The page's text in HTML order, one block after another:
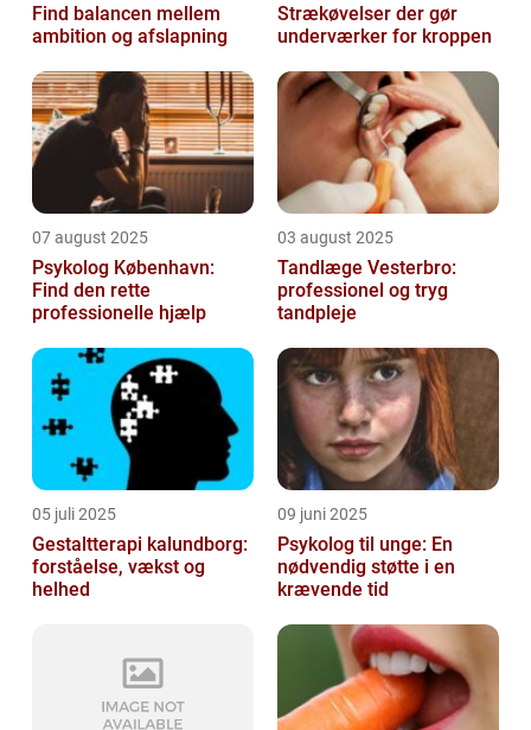
Find balancen mellem
ambition og afslapning
Strækøvelser der gør
underværker for kroppen
07 august 2025
Psykolog København:
Find den rette
professionelle hjælp
03 august 2025
Tandlæge Vesterbro:
professionel og tryg
tandpleje
05 juli 2025
Gestaltterapi kalundborg:
forståelse, vækst og
helhed
09 juni 2025
Psykolog til unge: En
nødvendig støtte i en
krævende tid